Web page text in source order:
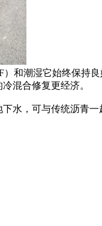
和潮湿它始终保持
混合修复更经济。
，可与传统沥青一